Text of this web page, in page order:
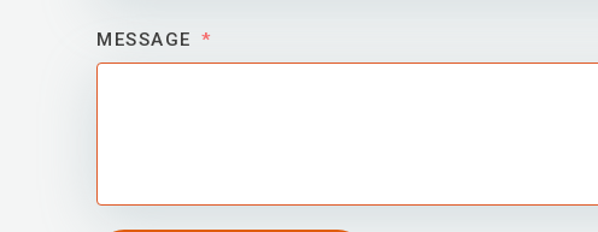
MESSAGE